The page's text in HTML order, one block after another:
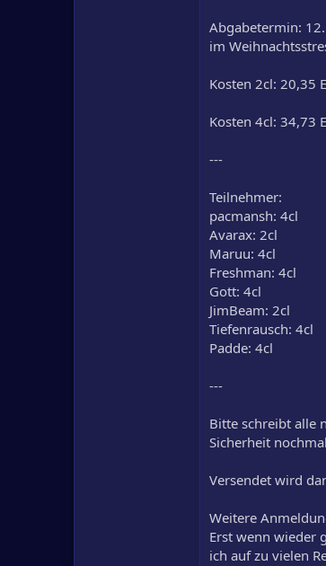
Abgabetermin:
im
Kosten 2cl: 20,35
Kosten 4cl: 34,73
---
Teilnehmer:
pacmansh: 4cl
Avarax: 2cl
Maruu: 4cl
Freshman: 4cl
Gott: 4cl
JimBeam: 2cl
Tiefenrausch: 4cl
Padde: 4cl
---
Bitte schreibt alle
Sicherheit
Versendet wird
Weitere
Erst wenn wieder
ich auf zu vielen